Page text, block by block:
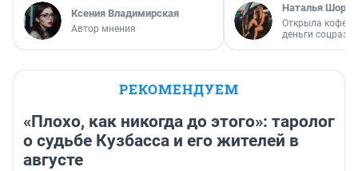
Ксения Владимирская
Автор мнения
Наталья
Открыла
деньги
РЕКОМЕНДУЕМ
«Плохо, как никогда до этого»: таролог
о судьбе Кузбасса и его жителей в
августе